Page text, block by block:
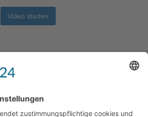
Video starten
Suebenknoten
Osterby" als Moorleiche fand sich als
Besonderheit der Haarknoten. Dieser